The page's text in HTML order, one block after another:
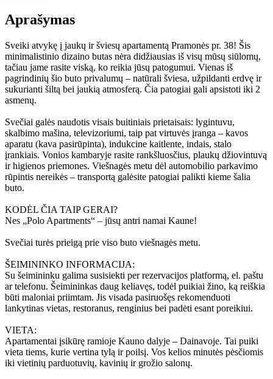
Aprašymas
Sveiki atvykę į jaukų ir šviesų apartamentą Pramonės pr. 38! Šis
minimalistinio dizaino butas nėra didžiausias iš visų mūsų siūlomų,
tačiau jame rasite viską, ko reikia jūsų patogumui. Vienas iš
pagrindinių šio buto privalumų – natūrali šviesa, užpildanti erdvę ir
sukurianti šiltą bei jaukią atmosferą. Čia patogiai gali apsistoti iki 2
asmenų.
Svečiai galės naudotis visais buitiniais prietaisais: lygintuvu,
skalbimo mašina, televizoriumi, taip pat virtuvės įranga – kavos
aparatu (kava pasirūpinta), indukcine kaitlente, indais, stalo
įrankiais. Vonios kambaryje rasite rankšluosčius, plaukų džiovintuvą
ir higienos priemones. Viešnagės metu dėl automobilio parkavimo
rūpintis nereikės – transportą galėsite patogiai palikti kieme šalia
buto.
KODĖL ČIA TAIP GERAI?
Nes „Polo Apartments“ – jūsų antri namai Kaune!
Svečiai turės prieigą prie viso buto viešnagės metu.
ŠEIMININKO INFORMACIJA:
Su šeimininku galima susisiekti per rezervacijos platformą, el. paštu
ar telefonu. Šeimininkas daug keliavęs, todėl puikiai žino, ką reiškia
būti maloniai priimtam. Jis visada pasiruošęs rekomenduoti
lankytinas vietas, restoranus, renginius bei padėti esant poreikiui.
VIETA:
Apartamentai įsikūrę ramioje Kauno dalyje – Dainavoje. Tai puiki
vieta tiems, kurie vertina tylą ir poilsį. Vos kelios minutės pėsčiomis
iki vietinių parduotuvių, kavinių ir grožio salonų.